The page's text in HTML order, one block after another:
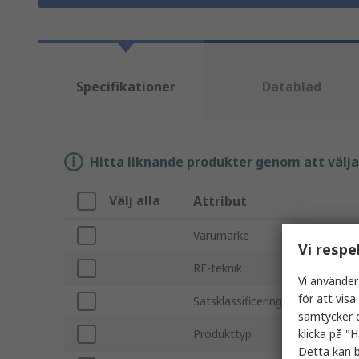
Specifikationer Datablad
Hitta liknande produkter genom att
Välj alla Attribut
Varumärke
RF-teknik
Satsklassificering
Produkttyp
Vi
Vi
för att visa
samtycker
klicka på
Detta kan